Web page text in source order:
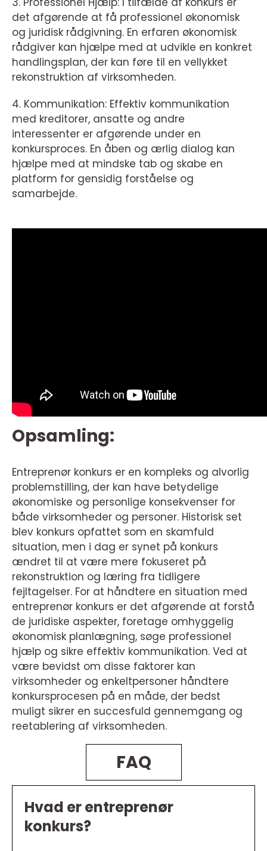
det afgørende at få professionel økonomisk
og juridisk rådgivning. En erfaren økonomisk
rådgiver kan hjælpe med at udvikle en konkret
handlingsplan, der kan føre til en vellykket
rekonstruktion af virksomheden.
4. Kommunikation: Effektiv kommunikation
med kreditorer, ansatte og andre
interessenter er afgørende under en
konkursproces. En åben og ærlig dialog kan
hjælpe med at mindske tab og skabe en
platform for gensidig forståelse og
samarbejde.
Opsamling:
Entreprenør konkurs er en kompleks og alvorlig
problemstilling, der kan have betydelige
økonomiske og personlige konsekvenser for
både virksomheder og personer. Historisk set
blev konkurs opfattet som en skamfuld
situation, men i dag er synet på konkurs
ændret til at være mere fokuseret på
rekonstruktion og læring fra tidligere
fejltagelser. For at håndtere en situation med
entreprenør konkurs er det afgørende at forstå
de juridiske aspekter, foretage omhyggelig
økonomisk planlægning, søge professionel
hjælp og sikre effektiv kommunikation. Ved at
være bevidst om disse faktorer kan
virksomheder og enkeltpersoner håndtere
konkursprocesen på en måde, der bedst
muligt sikrer en succesfuld gennemgang og
reetablering af virksomheden.
FAQ
Hvad er entreprenør
konkurs?